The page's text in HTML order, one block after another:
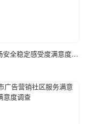
员工职场安全稳定感受度满意度调查